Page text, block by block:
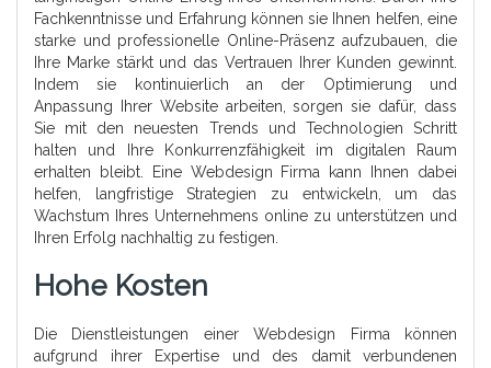
Fachkenntnisse und Erfahrung können sie Ihnen helfen, eine
starke und professionelle Online-Präsenz aufzubauen, die
Ihre Marke stärkt und das Vertrauen Ihrer Kunden gewinnt.
Indem sie kontinuierlich an der Optimierung und
Anpassung Ihrer Website arbeiten, sorgen sie dafür, dass
Sie mit den neuesten Trends und Technologien Schritt
halten und Ihre Konkurrenzfähigkeit im digitalen Raum
erhalten bleibt. Eine Webdesign Firma kann Ihnen dabei
helfen, langfristige Strategien zu entwickeln, um das
Wachstum Ihres Unternehmens online zu unterstützen und
Ihren Erfolg nachhaltig zu festigen.
Hohe Kosten
Die Dienstleistungen einer Webdesign Firma können
aufgrund ihrer Expertise und des damit verbundenen